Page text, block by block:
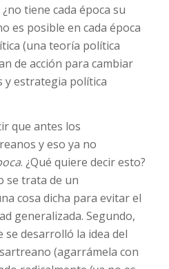
tiene cada época su
es posible en cada época
(una teoría política
de acción para cambiar
y estrategia política
que antes los
y eso ya no
. ¿Qué quiere decir esto?
se trata de un
cosa dicha para evitar el
generalizada. Segundo,
se desarrolló la idea del
(agarrámela con